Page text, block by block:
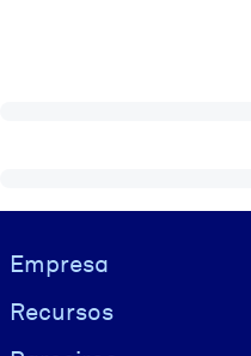
Visually hidden Text
Empresa
Recursos